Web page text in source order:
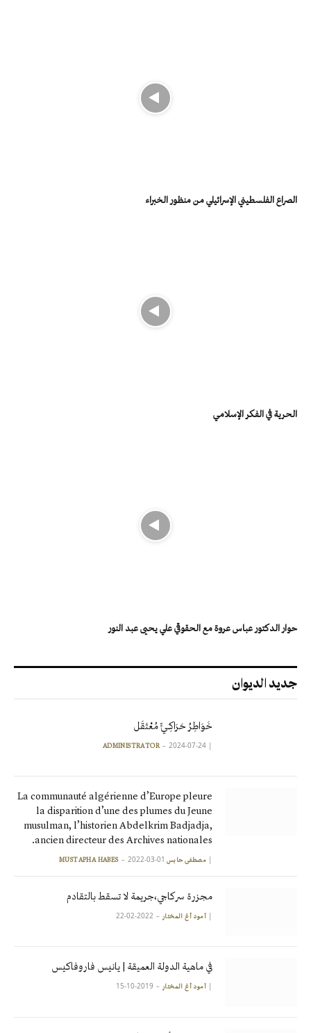
الصراع الفلسطيني الإسرائيلي من منظور الخبراء
الحرية في الفكر الإسلامي
حوار الدكتور عباس عروة مع الحقوقي علي يحيى عبد النور
جديد الديوان
خَوَاطِرُ حَرَاكِـيٍّ مُعْتَقَل
|
ADMINISTRATOR 2024-07-24
La communauté algérienne d’Europe pleure
la disparition d’une des plumes du Jeune
musulman, l’historien Abdelkrim Badjadja,
ancien directeur des Archives nationales.
| مصطفى حابس MUSTAPHA HABES 2022-03-01
مجزرة سركاجي،جريمة لا تسقط بالتقادم
| آمود أغ المختار 2022-02-22
في ماهية الدولة العميقة | يانيس فاروفاكيس
| آمود أغ المختار 2019-10-15